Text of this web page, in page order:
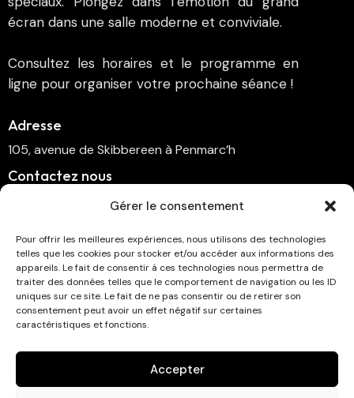
Gérer le consentement
Pour offrir les meilleures expériences, nous utilisons des technologies
telles que les cookies pour stocker et/ou accéder aux informations des
appareils. Le fait de consentir à ces technologies nous permettra de
traiter des données telles que le comportement de navigation ou les ID
uniques sur ce site. Le fait de ne pas consentir ou de retirer son
consentement peut avoir un effet négatif sur certaines
caractéristiques et fonctions.
Accepter
écran dans une salle moderne et conviviale.
Consultez les horaires et le programme en
ligne pour organiser votre prochaine séance !
Adresse
105, avenue de Skibbereen à Penmarc’h
Contactez nous
cinema.penmarch@orange.fr
Suivez-nous